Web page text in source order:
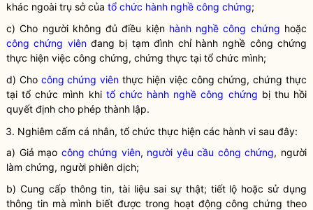
khác ngoài trụ sở của tổ chức hành nghề công chứng;
c) Cho người không đủ điều kiện hành nghề công chứng hoặc
công chứng viênđang bị tạm đình chỉ hành nghề công chứng
thực hiện việc công chứng, chứng thực tại tổ chức mình;
d) Cho công chứng viên thực hiện việc công chứng, chứng thực
tại tổ chức mình khi tổ chức hành nghề công chứng bị thu hồi
quyết định cho phép thành lập.
3. Nghiêm cấm cá nhân, tổ chức thực hiện các hành vi sau đây:
a) Giả mạo công chứng viên, người yêu cầu công chứng, người
làm chứng, người phiên dịch;
b) Cung cấp thông tin, tài liệu sai sự thật; tiết lộ hoặc sử dụng
thông tin mà mình biết được trong hoạt động công chứng theo